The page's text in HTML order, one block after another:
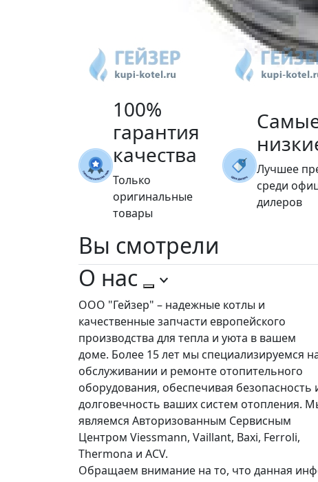
100%
гарантия
качества
Только
оригинальные
товары
Лучшее
среди
дилеров
Вы смотрели
О нас
ООО "Гейзер" – надежные котлы и
качественные запчасти европейского
производства для тепла и уюта в вашем
доме. Более 15 лет мы специализируемся
обслуживании и ремонте отопительного
оборудования, обеспечивая безопасность
долговечность ваших систем отопления.
являемся Авторизованным Сервисным
Центром Viessmann, Vaillant, Baxi, Ferroli,
Thermona и ACV.
Обращаем внимание на то, что данная